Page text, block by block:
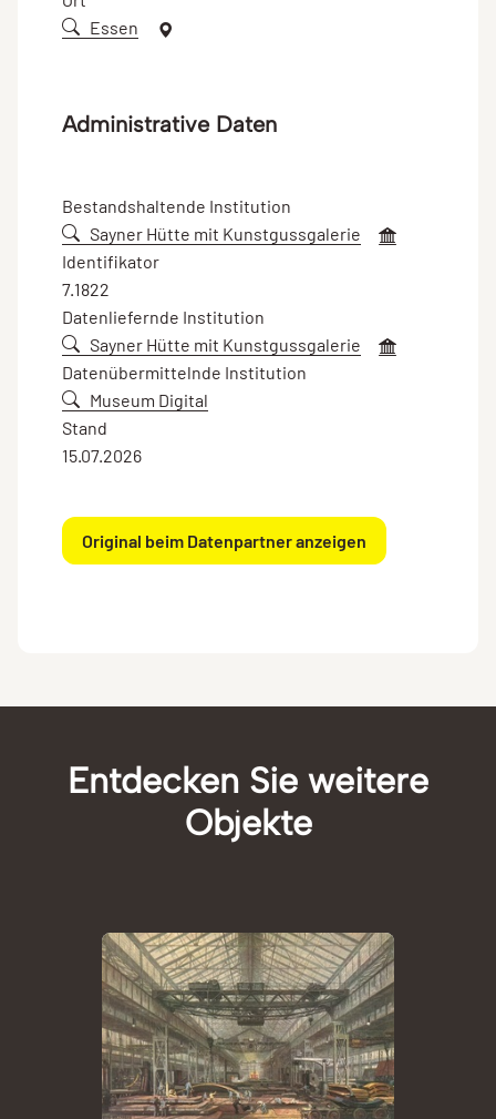
Essen
Administrative Daten
Bestandshaltende Institution
Sayner Hütte mit Kunstgussgalerie
Identifikator
7.1822
Datenliefernde Institution
Sayner Hütte mit Kunstgussgalerie
Datenübermittelnde Institution
Museum Digital
Stand
15.07.2026
Original beim Datenpartner anzeigen
Entdecken Sie weitere
Objekte